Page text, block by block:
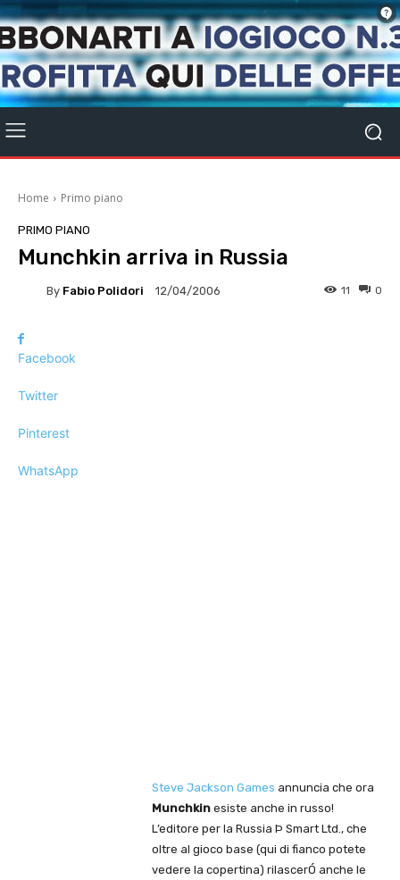
Home Primo piano
PRIMO PIANO
Munchkin arriva in Russia
By Fabio Polidori 12/04/2006 0
11
Facebook
Twitter
Pinterest
WhatsApp
Steve Jackson Games annuncia che ora
Munchkin esiste anche in russo!
L’editore per la Russia Þ Smart Ltd., che
oltre al gioco base (qui di fianco potete
vedere la copertina) rilascerÓ anche le